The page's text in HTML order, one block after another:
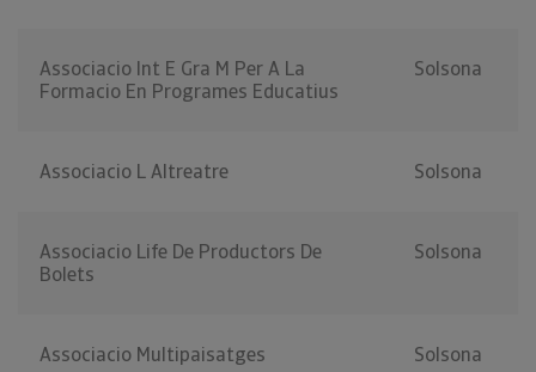
Associacio Int E Gra M Per A La
Formacio En Programes Educatius
Solsona
Associacio L Altreatre Solsona
Associacio Life De Productors De
Bolets
Solsona
Associacio Multipaisatges Solsona